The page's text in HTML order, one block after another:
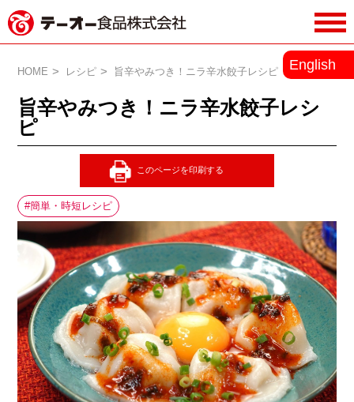
ー食品株式会社
English
HOME レシピ 旨辛やみつき！ニラ辛水餃子レシピ
旨辛やみつき！ニラ辛水餃子レシ
ピ
簡単・時短レシピ